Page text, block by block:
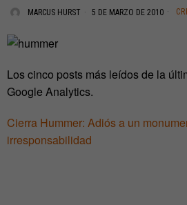
MARCUS HURST 5 DE MARZO DE 2010
Los cinco posts más leídos de la
Google Analytics.
Cierra Hummer: Adiós a un
irresponsabilidad